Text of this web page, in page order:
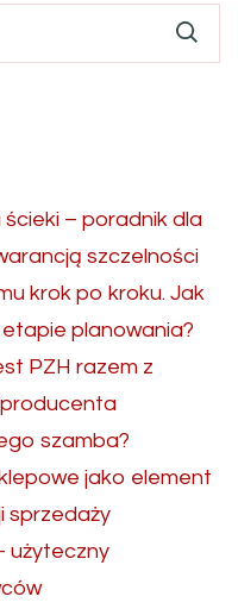
– poradnik dla
szczelności
krok po kroku. Jak
etapie planowania?
PZH razem z
szamba?
jako element
sprzedaży
użyteczny